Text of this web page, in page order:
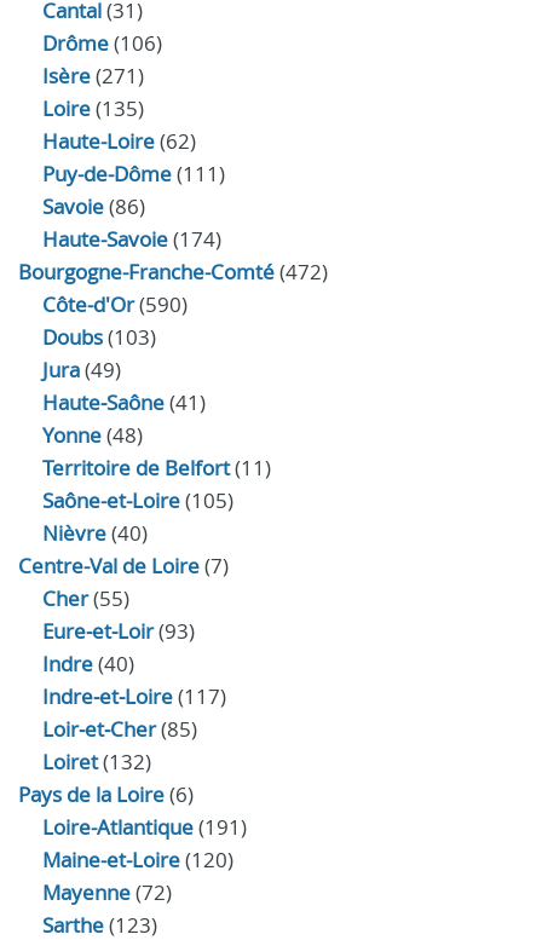
Cantal(31)
Drôme(106)
Isère(271)
Loire(135)
Haute-Loire(62)
Puy-de-Dôme(111)
Savoie(86)
Haute-Savoie(174)
Bourgogne-Franche-Comté(472)
Côte-d'Or(590)
Doubs(103)
Jura(49)
Haute‑Saône(41)
Yonne(48)
Territoire de Belfort(11)
Saône-et-Loire(105)
Nièvre(40)
Centre-Val de Loire(7)
Cher(55)
Eure‑et‑Loir(93)
Indre(40)
Indre‑et‑Loire(117)
Loir‑et‑Cher(85)
Loiret(132)
Pays de la Loire(6)
Loire-Atlantique(191)
Maine-et-Loire(120)
Mayenne(72)
Sarthe(123)